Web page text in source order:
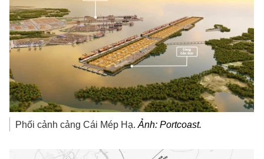
Phối cảnh cảng Cái Mép Hạ.Ảnh: Portcoast.